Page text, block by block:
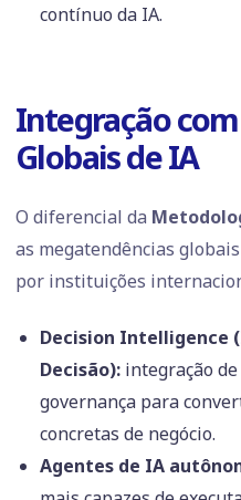
contínuo da IA.
Integração
Globais de IA
O diferencial da
as megatendências
por instituições
Decision Intelligence
Decisão):integração de
governança para
concretas de negócio.
Agentes de IA